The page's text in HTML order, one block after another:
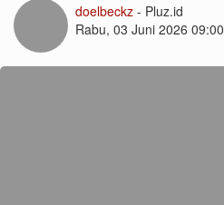
doelbeckz - Pluz.id
Rabu, 03 Juni 2026 09:00